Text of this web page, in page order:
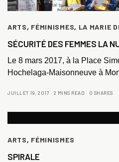
ARTS, FÉMINISMES, LA MARIE
SÉCURITÉ DES FEMMES LA
Le 8 mars 2017, à la Place
Hochelaga-Maisonneuve à
JUILLET 19, 2017 2 MINS READ 0 SHARES
ARTS, FÉMINISMES
SPIRALE